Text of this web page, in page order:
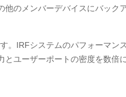
のメンバーデバイスにバック
。IRFシステムのパフォーマン
ユーザーポートの密度を数倍